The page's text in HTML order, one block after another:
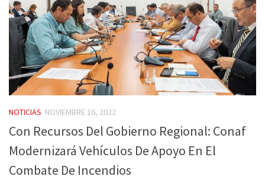
NOTICIAS NOVIEMBRE 16, 2022
Con Recursos Del Gobierno Regional: Conaf
Modernizará Vehículos De Apoyo En El
Combate De Incendios